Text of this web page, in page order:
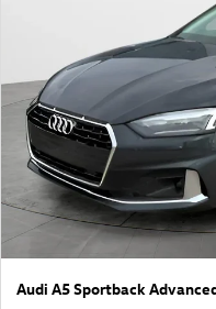
Audi A5 Sportback